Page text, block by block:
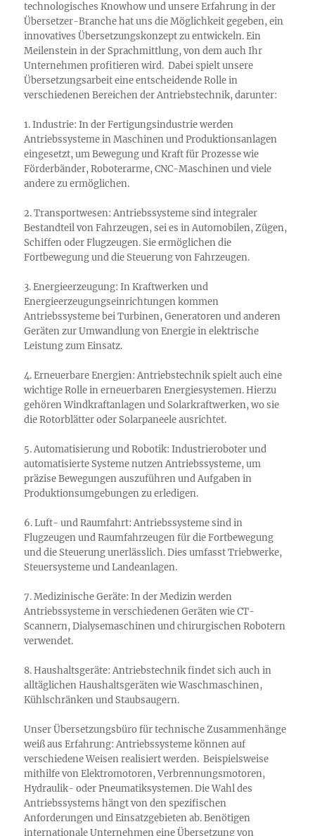
technologisches Knowhow und unsere Erfahrung in der
Übersetzer-Branche hat uns die Möglichkeit gegeben, ein
innovatives Übersetzungskonzept zu entwickeln. Ein
Meilenstein in der Sprachmittlung, von dem auch Ihr
Unternehmen profitieren wird. Dabei spielt unsere
Übersetzungsarbeit eine entscheidende Rolle in
verschiedenen Bereichen der Antriebstechnik, darunter:
1. Industrie: In der Fertigungsindustrie werden
Antriebssysteme in Maschinen und Produktionsanlagen
eingesetzt, um Bewegung und Kraft für Prozesse wie
Förderbänder, Roboterarme, CNC-Maschinen und viele
andere zu ermöglichen.
2. Transportwesen: Antriebssysteme sind integraler
Bestandteil von Fahrzeugen, sei es in Automobilen, Zügen,
Schiffen oder Flugzeugen. Sie ermöglichen die
Fortbewegung und die Steuerung von Fahrzeugen.
3. Energieerzeugung: In Kraftwerken und
Energieerzeugungseinrichtungen kommen
Antriebssysteme bei Turbinen, Generatoren und anderen
Geräten zur Umwandlung von Energie in elektrische
Leistung zum Einsatz.
4. Erneuerbare Energien: Antriebstechnik spielt auch eine
wichtige Rolle in erneuerbaren Energiesystemen. Hierzu
gehören Windkraftanlagen und Solarkraftwerken, wo sie
die Rotorblätter oder Solarpaneele ausrichtet.
5. Automatisierung und Robotik: Industrieroboter und
automatisierte Systeme nutzen Antriebssysteme, um
präzise Bewegungen auszuführen und Aufgaben in
Produktionsumgebungen zu erledigen.
6. Luft- und Raumfahrt: Antriebssysteme sind in
Flugzeugen und Raumfahrzeugen für die Fortbewegung
und die Steuerung unerlässlich. Dies umfasst Triebwerke,
Steuersysteme und Landeanlagen.
7. Medizinische Geräte: In der Medizin werden
Antriebssysteme in verschiedenen Geräten wie CT-
Scannern, Dialysemaschinen und chirurgischen Robotern
verwendet.
8. Haushaltsgeräte: Antriebstechnik findet sich auch in
alltäglichen Haushaltsgeräten wie Waschmaschinen,
Kühlschränken und Staubsaugern.
Unser Übersetzungsbüro für technische Zusammenhänge
weiß aus Erfahrung: Antriebssysteme können auf
verschiedene Weisen realisiert werden. Beispielsweise
mithilfe von Elektromotoren, Verbrennungsmotoren,
Hydraulik- oder Pneumatiksystemen. Die Wahl des
Antriebssystems hängt von den spezifischen
Anforderungen und Einsatzgebieten ab. Benötigen
internationale Unternehmen eine Übersetzung von